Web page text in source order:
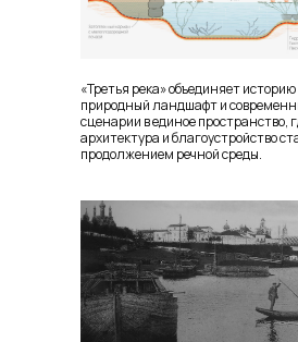
«Третья река» объединяет
природный ландшафт и
сценарии в единое пространство,
архитектура и благоустройство
продолжением речной среды.